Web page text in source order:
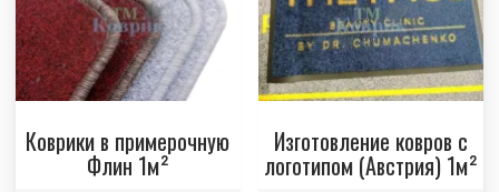
Коврики в примерочную
Флин 1м²
Изготовление ковров с
логотипом (Австрия) 1м²